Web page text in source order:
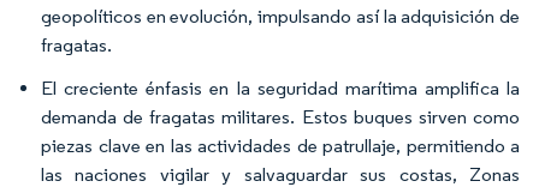
geopolíticos en evolución, impulsando así la adquisición de
fragatas.
El creciente énfasis en la seguridad marítima amplifica la
demanda de fragatas militares. Estos buques sirven como
piezas clave en las actividades de patrullaje, permitiendo a
las naciones vigilar y salvaguardar sus costas, Zonas